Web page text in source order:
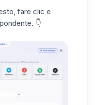
fare clic e
👇